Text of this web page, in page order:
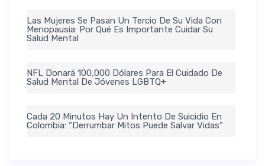
Las Mujeres Se Pasan Un Tercio De Su Vida Con
Menopausia: Por Qué Es Importante Cuidar Su
Salud Mental
NFL Donará 100,000 Dólares Para El Cuidado De
Salud Mental De Jóvenes LGBTQ+
Cada 20 Minutos Hay Un Intento De Suicidio En
Colombia: “Derrumbar Mitos Puede Salvar Vidas”